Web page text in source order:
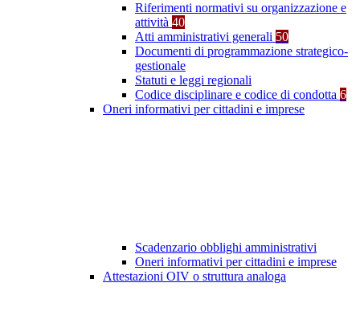
Riferimenti normativi su organizzazione e
attività 40
Atti amministrativi generali 50
Documenti di programmazione strategico-
gestionale
Statuti e leggi regionali
Codice disciplinare e codice di condotta 6
Oneri informativi per cittadini e imprese
Scadenzario obblighi amministrativi
Oneri informativi per cittadini e imprese
Attestazioni OIV o struttura analoga